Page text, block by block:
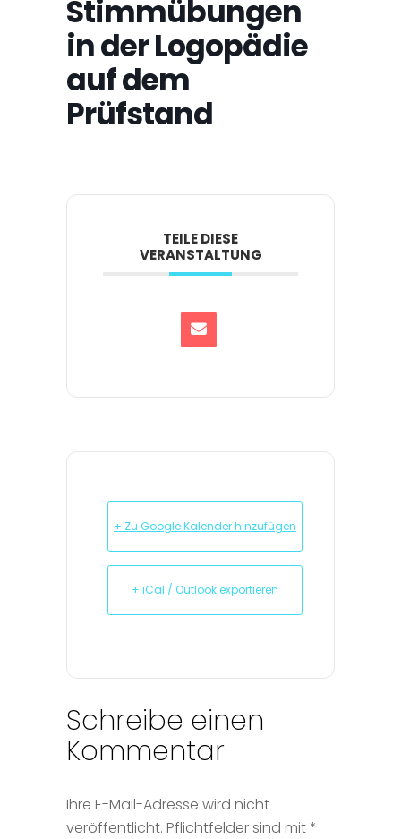
Stimmübungen
in der Logopädie
auf dem
Prüfstand
TEILE DIESE
VERANSTALTUNG
+ Zu Google Kalender hinzufügen
+ iCal / Outlook exportieren
Schreibe einen
Kommentar
Ihre E-Mail-Adresse wird nicht
veröffentlicht. Pflichtfelder sind mit*